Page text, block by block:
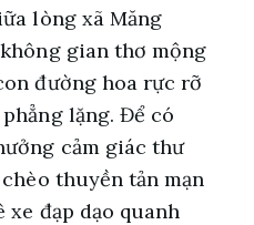
lòng xã Măng
gian thơ mộng
đường hoa rực rỡ
lặng. Để có
cảm giác thư
thuyền tản mạn
đạp dạo quanh